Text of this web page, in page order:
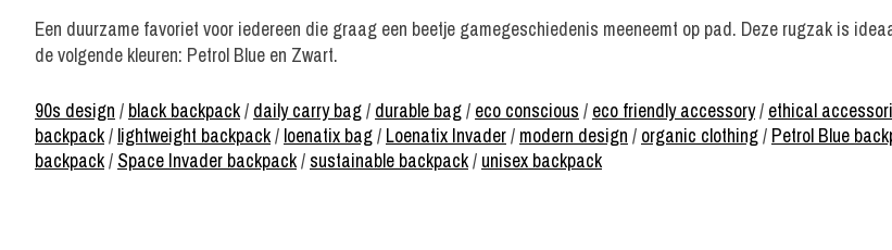
Een duurzame favoriet voor iedereen die graag een beetje gamegeschiedenis meeneemt op pad. Deze rugzak is
de volgende kleuren: Petrol Blue en Zwart.
90s design / black backpack/ daily carry bag/ durable bag/ eco conscious / eco friendly accessory/ ethical
backpack/ lightweight backpack/ loenatix bag/ Loenatix Invader/ modern design / organic clothing/ Petrol Blue
backpack/ Space Invader backpack/ sustainable backpack/ unisex backpack